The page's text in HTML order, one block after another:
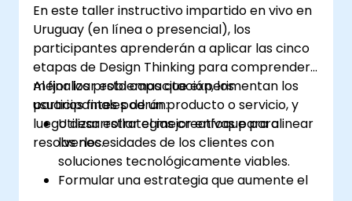
En este taller instructivo impartido en vivo en
Uruguay (en línea o presencial), los
participantes aprenderán a aplicar las cinco
etapas de Design Thinking para comprender
mejor los problemas que experimentan los
usuarios finales de un producto o servicio, y
luego desarrollar el mejor enfoque para
resolverlos.
Al finalizar esta capacitación, los
participantes podrán:
Utilizar estrategias creativas para alinear
las necesidades de los clientes con
soluciones tecnológicamente viables.
Formular una estrategia que aumente el